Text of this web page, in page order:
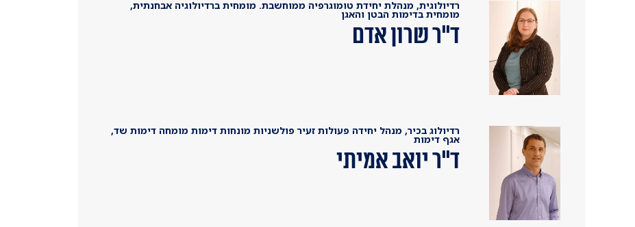
רדיולוגית, מנהלת יחידת טומוגרפיה ממוחשבת. מומחית ברדיולוגיה אבחנתית,
מומחית בדימות הבטן והאגן
ד"ר שרון אדם
רדיולוג בכיר, מנהל יחידה פעולות זעיר פולשניות מונחות דימות מומחה דימות שד,
אגף דימות
ד"ר יואב אמיתי